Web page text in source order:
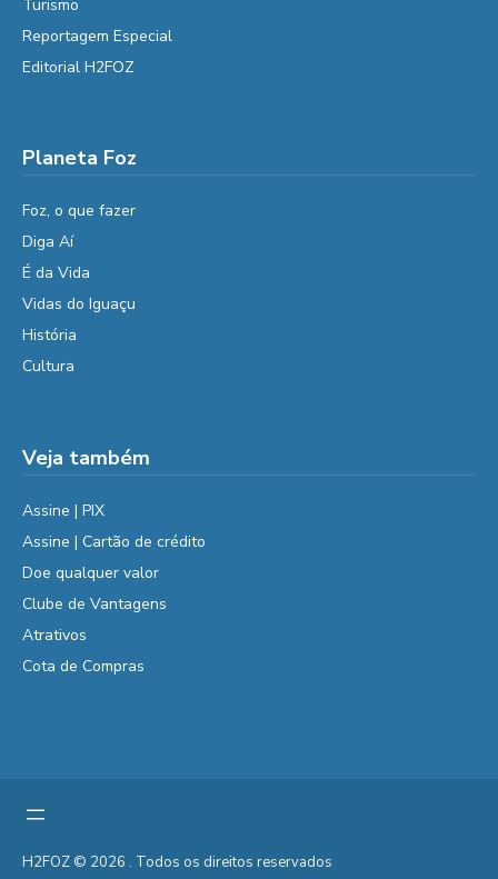
Turismo
Reportagem Especial
Editorial H2FOZ
Planeta Foz
Foz, o que fazer
Diga Aí
É da Vida
Vidas do Iguaçu
História
Cultura
Veja também
Assine | PIX
Assine | Cartão de crédito
Doe qualquer valor
Clube de Vantagens
Atrativos
Cota de Compras
H2FOZ © 2026 . Todos os direitos reservados